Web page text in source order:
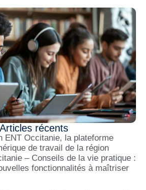
Articles récents
ENT Occitanie, la plateforme
de travail de la région
– Conseils de la vie pratique :
fonctionnalités à maîtriser